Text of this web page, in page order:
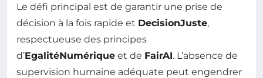
Le défi principal est de garantir une prise de
décision à la fois rapide et DecisionJuste,
respectueuse des principes
d’EgalitéNumérique et de FairAI. L’absence de
supervision humaine adéquate peut engendrer